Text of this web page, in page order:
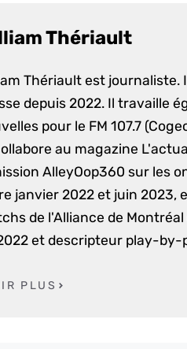
Thériault
Thériault est journaliste.
depuis 2022. Il travaille
pour le FM 107.7
au magazine
AlleyOop360 sur les
janvier 2022 et juin 2023,
de l'Alliance de
et descripteur play-by-
PLUS